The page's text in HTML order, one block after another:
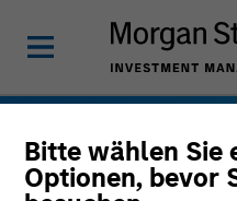
Bitte wählen Sie
Optionen, bevor